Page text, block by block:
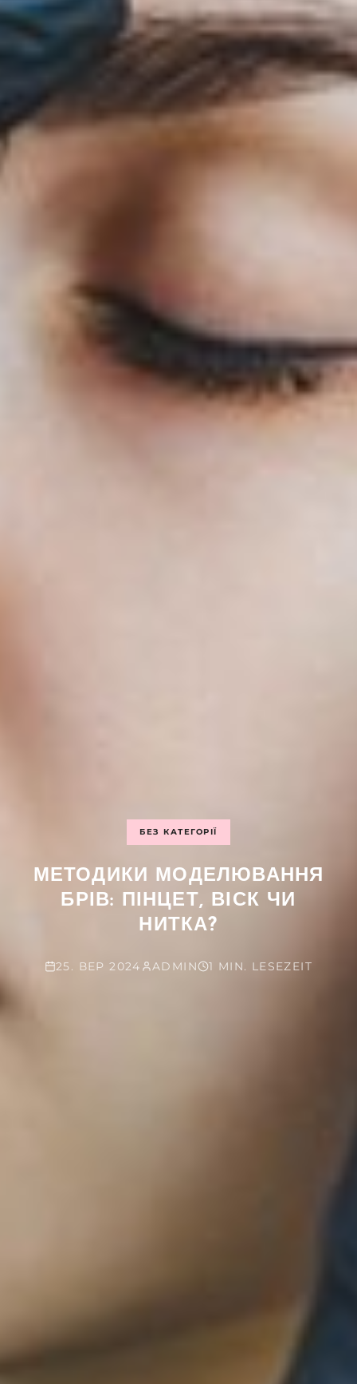
БЕЗ КАТЕГОРІЇ
МЕТОДИКИ МОДЕЛЮВАННЯ
БРІВ: ПІНЦЕТ, ВІСК ЧИ
НИТКА?
25. ВЕР 2024 ADMIN 1 MIN. LESEZEIT